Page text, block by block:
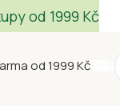
od 1999 Kč
od 1999 Kč